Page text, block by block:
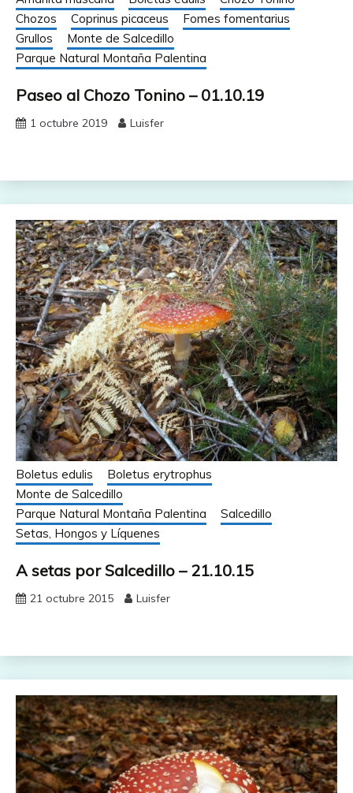
Chozos
Coprinus picaceus
Fomes fomentarius
Grullos
Monte de Salcedillo
Parque Natural Montaña Palentina
Paseo al Chozo Tonino – 01.10.19
1 octubre 2019 Luisfer
Boletus edulis
Boletus erytrophus
Monte de Salcedillo
Parque Natural Montaña Palentina
Salcedillo
Setas, Hongos y Líquenes
A setas por Salcedillo – 21.10.15
21 octubre 2015 Luisfer